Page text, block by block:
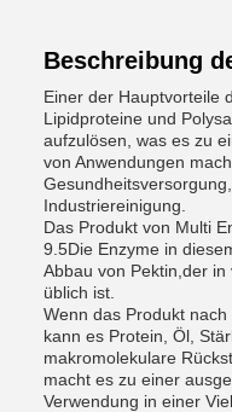
Beschreibung
Einer der Hauptvorteile
Lipidproteine und
aufzulösen, was es zu
von Anwendungen
Industriereinigung.
Das Produkt von Multi
9.5Die Enzyme in
Abbau von Pektin,der
üblich ist.
Wenn das Produkt nach
kann es Protein, Öl,
makromolekulare
macht es zu einer
Verwendung in einer